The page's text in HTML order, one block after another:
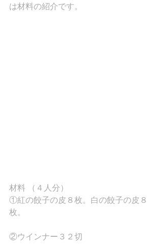
は材料の紹介です。
材料 （４人分）
①紅の餃子の皮８枚。白の餃子の皮８
枚。
②ウインナー３２切